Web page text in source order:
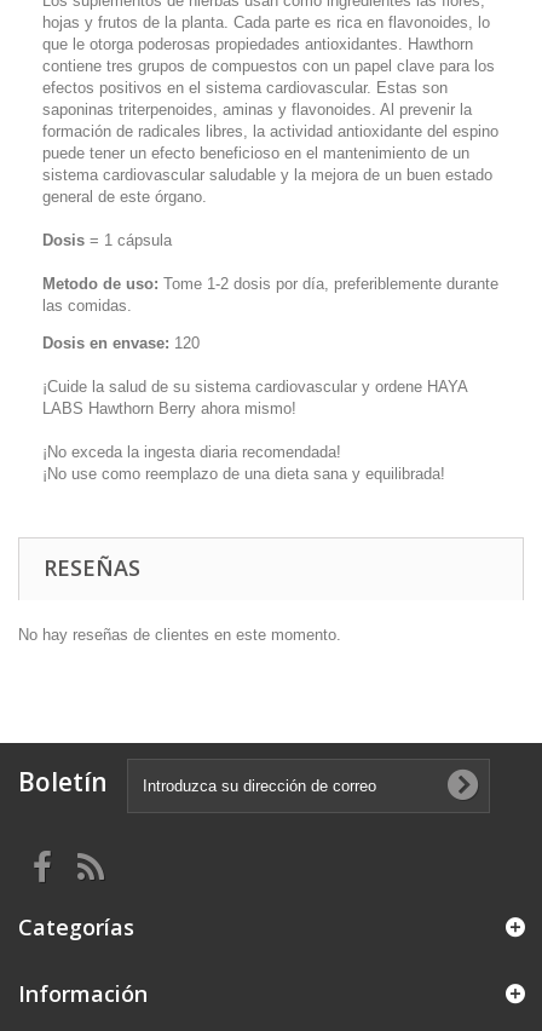
hojas y frutos de la planta. Cada parte es rica en flavonoides, lo
que le otorga poderosas propiedades antioxidantes. Hawthorn
contiene tres grupos de compuestos con un papel clave para los
efectos positivos en el sistema cardiovascular. Estas son
saponinas triterpenoides, aminas y flavonoides. Al prevenir la
formación de radicales libres, la actividad antioxidante del espino
puede tener un efecto beneficioso en el mantenimiento de un
sistema cardiovascular saludable y la mejora de un buen estado
general de este órgano.
Dosis = 1 cápsula
Metodo de uso: Tome 1-2 dosis por día, preferiblemente durante
las comidas.
Dosis en envase: 120
¡Cuide la salud de su sistema cardiovascular y ordene HAYA
LABS Hawthorn Berry ahora mismo!
¡No exceda la ingesta diaria recomendada!
¡No use como reemplazo de una dieta sana y equilibrada!
RESEÑAS
No hay reseñas de clientes en este momento.
Boletín
Categorías
Información